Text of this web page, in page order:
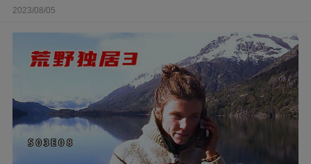
2023/08/05